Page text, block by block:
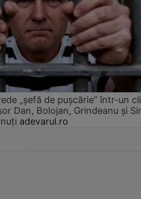
„șefă de pușcărie” într-un
Dan, Bolojan, Grindeanu și
adevarul.ro